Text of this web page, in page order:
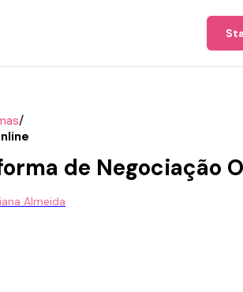
/
de Negociação
Almeida